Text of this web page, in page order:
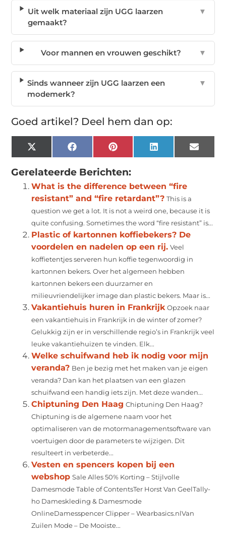
Uit welk materiaal zijn UGG laarzen
gemaakt?
▼
Voor mannen en vrouwen geschikt? ▼
Sinds wanneer zijn UGG laarzen een
modemerk?
▼
Goed artikel? Deel hem dan op:
X
(Twitter)
Facebook Pinterest LinkedIn Email
Gerelateerde Berichten:
What is the difference between “fire
resistant” and “fire retardant”? This is a
question we get a lot. It is not a weird one, because it is
quite confusing. Sometimes the word “fire resistant” is...
Plastic of kartonnen koffiebekers? De
voordelen en nadelen op een rij. Veel
koffietentjes serveren hun koffie tegenwoordig in
kartonnen bekers. Over het algemeen hebben
kartonnen bekers een duurzamer en
milieuvriendelijker image dan plastic bekers. Maar is...
Vakantiehuis huren in Frankrijk Opzoek naar
een vakantiehuis in Frankrijk in de winter of zomer?
Gelukkig zijn er in verschillende regio’s in Frankrijk veel
leuke vakantiehuizen te vinden. Elk...
Welke schuifwand heb ik nodig voor mijn
veranda? Ben je bezig met het maken van je eigen
veranda? Dan kan het plaatsen van een glazen
schuifwand een handig iets zijn. Met deze wanden...
Chiptuning Den Haag Chiptuning Den Haag?
Chiptuning is de algemene naam voor het
optimaliseren van de motormanagementsoftware van
voertuigen door de parameters te wijzigen. Dit
resulteert in verbeterde...
Vesten en spencers kopen bij een
webshop Sale Alles 50% Korting – Stijlvolle
Damesmode Table of ContentsTer Horst Van GeelTally-
ho Dameskleding & Damesmode
OnlineDamesspencer Clipper – Wearbasics.nlVan
Zuilen Mode – De Mooiste...